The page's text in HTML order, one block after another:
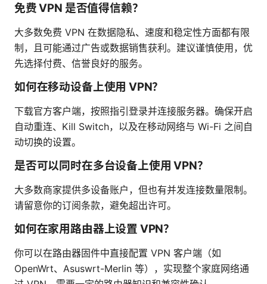
免费 VPN 是否值得信赖？
大多数免费 VPN 在数据隐私、速度和稳定性方面都有限
制，且可能通过广告或数据销售获利。建议谨慎使用，优
先选择付费、信誉良好的服务。
如何在移动设备上使用 VPN？
下载官方客户端，按照指引登录并连接服务器。确保开启
自动重连、Kill Switch，以及在移动网络与 Wi-Fi 之间自
动切换的设置。
是否可以同时在多台设备上使用 VPN？
大多数商家提供多设备账户，但也有并发连接数量限制。
请留意你的订阅条款，避免超出许可。
如何在家用路由器上设置 VPN？
你可以在路由器固件中直接配置 VPN 客户端（如
OpenWrt、Asuswrt-Merlin 等），实现整个家庭网络通